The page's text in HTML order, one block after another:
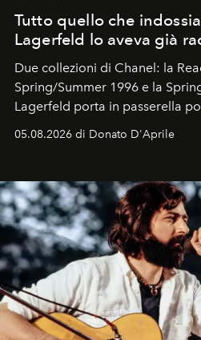
Tutto quello che
Lagerfeld lo aveva già
Due collezioni di Chanel: la
Spring/Summer 1996 e la
Lagerfeld porta in passerella
logomania pensata per la
Kate, Claudia e Carla una
uno dei documenti più
05.08.2026 di Donato D'Aprile